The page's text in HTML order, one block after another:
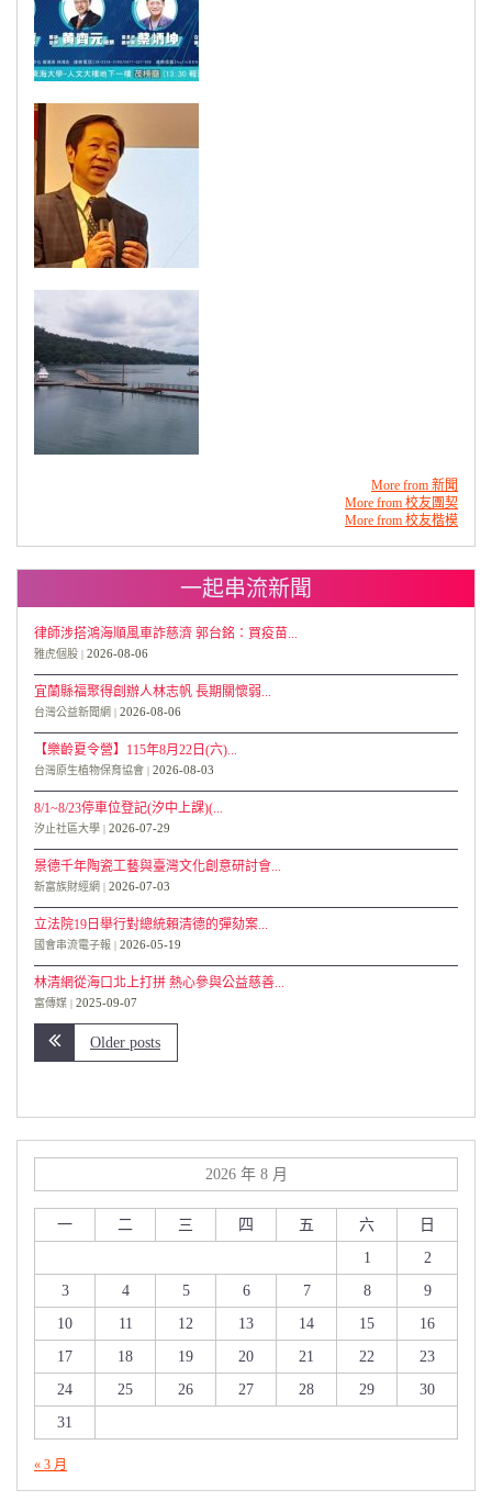
More from 新聞
More from 校友團契
More from 校友楷模
一起串流新聞
律師涉搭鴻海順風車詐慈濟 郭台銘：買疫苗...
雅虎個股 2026-08-06
宜蘭縣福聚得創辦人林志帆 長期關懷弱...
台灣公益新聞網 2026-08-06
【樂齡夏令營】115年8月22日(六)...
台灣原生植物保育協會 2026-08-03
8/1~8/23停車位登記(汐中上課)(...
汐止社區大學 2026-07-29
景德千年陶瓷工藝與臺灣文化創意研討會...
新富族財經網 2026-07-03
立法院19日舉行對總統賴清德的彈劾案...
國會串流電子報 2026-05-19
林清網從海口北上打拼 熱心參與公益慈善...
富傳媒 2025-09-07
Older posts
2026 年 8 月
一 二 三 四 五 六
日
1
2
3
4 5 6 7 8
9
10
11 12 13 14 15
16
17
18 19 20 21 22
23
24
25 26 27 28 29
30
31
« 3 月